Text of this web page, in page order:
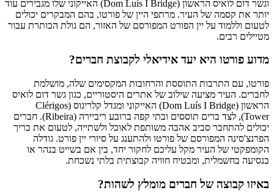
וגשר דום לואיס הראשון (Dom Luís I Bridge) האייקוני שלו מגבירים עוד
יותר את קסמה של העיר. מרתפי היין של פורטו, בהם המבקרים יכולים
לטעום וללמוד על יין הפורט המפורסם של האזור, הם גולת הכותרת עבור
מטיילים רבים.
מדוע פורטו היא יעד אידיאלי לקבוצת חברים?
פורטו, עם התרבות התוססת והרחובות המקסימים שלה, מושלמת
לחברים. העיר מציעה שילוב של אתרים היסטוריים, כגון גשר דום לואיס
הראשון (Dom Luís I Bridge) האייקוני ומגדל קלריגוס (Clérigos
Tower), לצד ברים תוססים ובתי קפה ברובע ריביירה (Ribeira). חברים
יכולים להתחבר סביב אהבה משותפת לאוכל ולשתייה, לטעום את כריך
הפרנצ'סינה המפורסם של פורטו ולהתענג על סיורי יין פורט. גודלה
הקומפקטי של העיר מקל עליכם לחקור יחד, בין אם בשייט בנהר או
בנסיעה בחשמלית, ומבטיח חוויה קבוצתית בלתי נשכחת.
באיזו קבוצה של חברים מומלץ לשהות?